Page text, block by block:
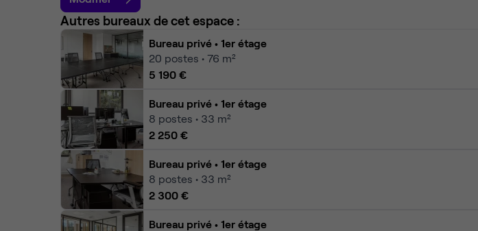
Autres bureaux de cet espace :
Bureau privé • 1er étage
20 postes • 76 m²
5 190 €
Bureau privé • 1er étage
8 postes • 33 m²
2 250 €
Bureau privé • 1er étage
8 postes • 33 m²
2 300 €
Bureau privé • 1er étage